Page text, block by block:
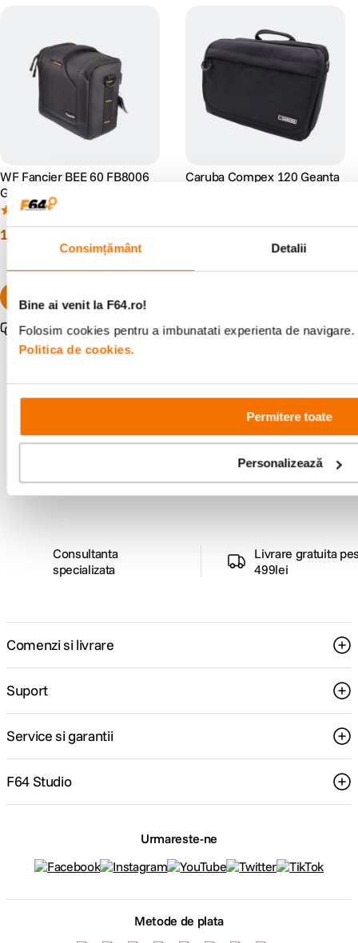
Consimțământ Detalii
Bine ai venit la F64.ro!
Folosim cookies pentru a imbunatati experienta de
Politica de cookies.
Permitere toate
Personalizează
WF Fancier BEE 60 FB8006
Geanta Foto pentru DSLR
153
Pachet promo disponibil
Caruba Compex 120 Geanta
Alatura-te comunitatii creatorilor
Descopera inspiratie, recomandari utile,
ghiduri foto-video si oferte pregatite special
pentru tine.
Consultanta
specializata
Livrare gratuita
499lei
Comenzi si livrare
Suport
Service si garantii
F64 Studio
Urmareste-ne
Metode de plata